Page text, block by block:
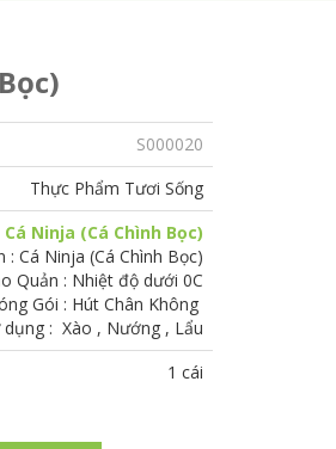
S000020
Thực Phẩm Tươi Sống
Cá Ninja (Cá Chình Bọc)
: Cá Ninja (Cá Chình Bọc)
Quản : Nhiệt độ dưới 0C
Gói : Hút Chân Không
: Xào , Nướng , Lẩu
1 cái